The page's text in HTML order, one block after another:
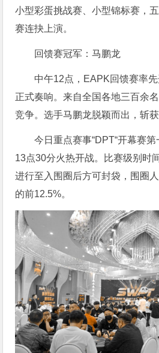
小型彩蛋挑战赛、小型锦标赛，
赛连抉上演。
回馈赛冠军：马鹏龙
中午12点，EAPK回馈赛率
正式奏响。来自全国各地三百余
竞争。选手马鹏龙脱颖而出，斩获
今日重点赛事“DPT“开幕赛
13点30分火热开战。比赛级别时
进行至入围圈后方可封袋，围圈
的前12.5%。